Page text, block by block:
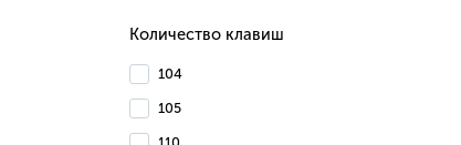
Количество клавиш
104
105